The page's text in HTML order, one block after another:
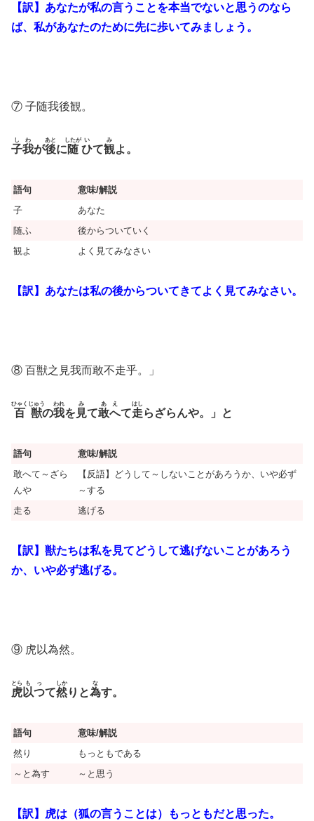
【訳】あなたが私の言うことを本当でないと思うのなら
ば、私があなたのために先に歩いてみましょう。
⑦ 子随我後観。
子
し
我
わ
が後
あと
に随
したが
ひ
い
て観
み
よ。
語句
意味/解説
子
あなた
随ふ
後からついていく
観よ
よく見てみなさい
【訳】あなたは私の後からついてきてよく見てみなさい。
⑧ 百獣之見我而敢不走乎。」
百獣
ひゃくじゅう
の我
われ
を 見
み
て敢
あ
へ
え
て走
はし
らざらんや。」と
語句
意味/解説
敢へて～ざら
んや
【反語】どうして～しないことがあろうか、いや必ず
～する
走る
逃げる
【訳】獣たちは私を見てどうして逃げないことがあろう
か、いや必ず逃げる。
⑨ 虎以為然。
虎
とら
以
も
つ
っ
て然
しか
りと為
な
す。
語句
意味/解説
然り
もっともである
～と為す
～と思う
【訳】虎は（狐の言うことは）もっともだと思った。